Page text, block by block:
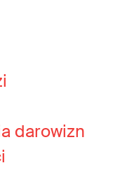
darowizn